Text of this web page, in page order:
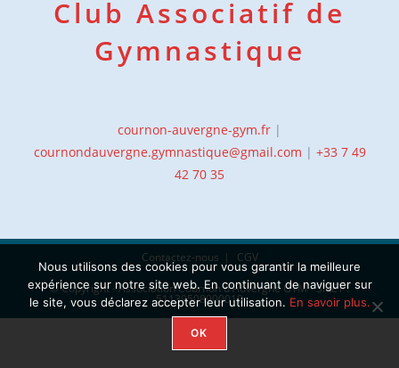
Club Associatif de
Gymnastique
cournon-auvergne-gym.fr |
cournondauvergne.gymnastique@gmail.com | +33 7 49
42 70 35
Contactez-nous CGV
© Copyright - Association Cournon d'Auvergne GYM - SIRET :
51139508900010
Nous utilisons des cookies pour vous garantir la meilleure
expérience sur notre site web. En continuant de naviguer sur
le site, vous déclarez accepter leur utilisation. En savoir plus.
OK